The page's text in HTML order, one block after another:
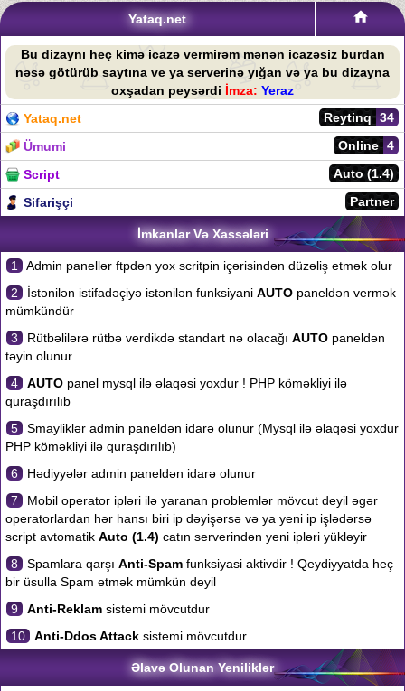
Yataq.net
Bu dizaynı heç kimə icazə vermirəm mənən icazəsiz burdan
nəsə götürüb saytına ve ya serverinə yığan və ya bu dizayna
oxşadan peysərdi İmza: Yeraz
Yataq.net
34
Reytinq
Ümumi
4
Online
Script
Auto (1.4)
Sifarişçi
Partner
İmkanlar Və Xassələri
1
Admin panellər ftpdən yox scritpin içərisindən düzəliş etmək olur
2
İstənilən istifadəçiyə istənilən funksiyani AUTO paneldən vermək
mümkündür
3
Rütbəlilərə rütbə verdikdə standart nə olacağı AUTO paneldən
təyin olunur
4
AUTO panel mysql ilə əlaqəsi yoxdur ! PHP köməkliyi ilə
quraşdırılıb
5
Smayliklər admin paneldən idarə olunur (Mysql ilə əlaqəsi yoxdur
PHP köməkliyi ilə quraşdırılıb)
6
Hədiyyələr admin paneldən idarə olunur
7
Mobil operator ipləri ilə yaranan problemlər mövcut deyil əgər
operatorlardan hər hansı biri ip dəyişərsə və ya yeni ip işlədərsə
script avtomatik Auto (1.4) catın serverindən yeni ipləri yükləyir
8
Spamlara qarşı Anti-Spam funksiyasi aktivdir ! Qeydiyyatda heç
bir üsulla Spam etmək mümkün deyil
9
Anti-Reklam sistemi mövcutdur
10
Anti-Ddos Attack sistemi mövcutdur
Əlavə Olunan Yeniliklər